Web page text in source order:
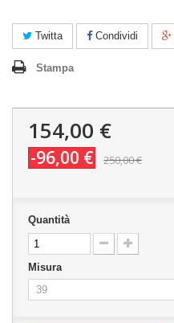
Twitta Condividi
Stampa
154,00 €
-96,00 € 250,00 €
Quantità
Misura